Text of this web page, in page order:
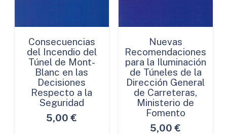
Consecuencias
del Incendio del
Túnel de Mont-
Blanc en las
Decisiones
Respecto a la
Seguridad
5,00 €
Nuevas
Recomendaciones
para la Iluminación
de Túneles de la
Dirección General
de Carreteras,
Ministerio de
Fomento
5,00 €